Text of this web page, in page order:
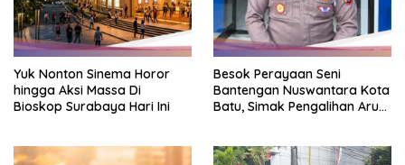
Yuk Nonton Sinema Horor
hingga Aksi Massa Di
Bioskop Surabaya Hari Ini
Besok Perayaan Seni
Bantengan Nuswantara Kota
Batu, Simak Pengalihan Arus